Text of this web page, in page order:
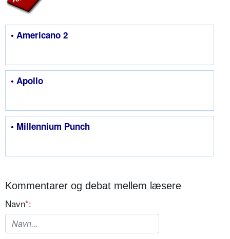
• Americano 2
• Apollo
• Millennium Punch
Kommentarer og debat mellem læsere
Navn*: